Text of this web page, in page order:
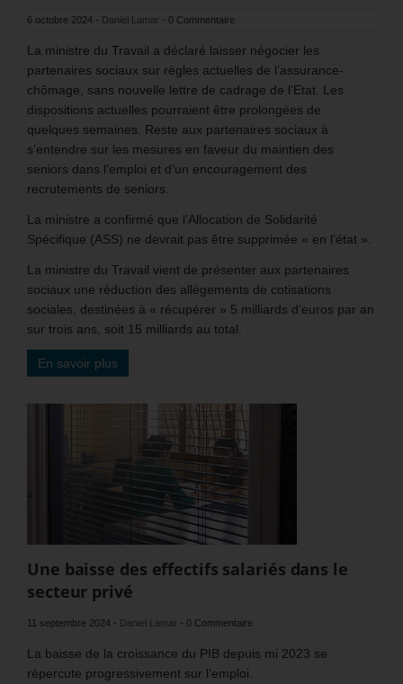
6 octobre 2024 - Daniel Lamar - 0 Commentaire
La ministre du Travail a déclaré laisser négocier les
partenaires sociaux sur règles actuelles de l’assurance-
chômage, sans nouvelle lettre de cadrage de l’Etat. Les
dispositions actuelles pourraient être prolongées de
quelques semaines. Reste aux partenaires sociaux à
s’entendre sur les mesures en faveur du maintien des
seniors dans l’emploi et d’un encouragement des
recrutements de seniors.
La ministre a confirmé que l’Allocation de Solidarité
Spécifique (ASS) ne devrait pas être supprimée « en l’état ».
La ministre du Travail vient de présenter aux partenaires
sociaux une réduction des allègements de cotisations
sociales, destinées à « récupérer » 5 milliards d’euros par an
sur trois ans, soit 15 milliards au total.
En savoir plus
Une baisse des effectifs salariés dans le
secteur privé
11 septembre 2024 - Daniel Lamar - 0 Commentaire
La baisse de la croissance du PIB depuis mi 2023 se
répercute progressivement sur l’emploi.